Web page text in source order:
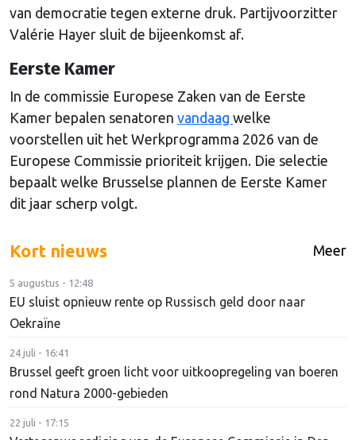
van democratie tegen externe druk. Partijvoorzitter
Valérie Hayer sluit de bijeenkomst af.
Eerste Kamer
In de commissie Europese Zaken van de Eerste
Kamer bepalen senatoren vandaag welke
voorstellen uit het Werkprogramma 2026 van de
Europese Commissie prioriteit krijgen. Die selectie
bepaalt welke Brusselse plannen de Eerste Kamer
dit jaar scherp volgt.
Kort nieuws Meer
5 augustus - 12:48
EU sluist opnieuw rente op Russisch geld door naar
Oekraïne
24 juli - 16:41
Brussel geeft groen licht voor uitkoopregeling van boeren
rond Natura 2000-gebieden
22 juli - 17:15